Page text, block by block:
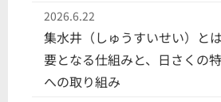
2026.6.22
集水井（しゅうすいせい）と
要となる仕組みと、日さくの
への取り組み